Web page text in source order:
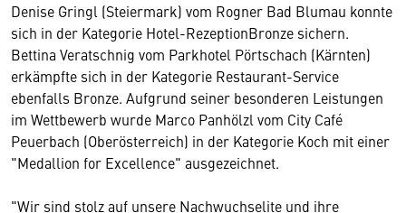
Denise Gringl (Steiermark) vom Rogner Bad Blumau konnte
sich in der Kategorie Hotel-RezeptionBronze sichern.
Bettina Veratschnig vom Parkhotel Pörtschach (Kärnten)
erkämpfte sich in der Kategorie Restaurant-Service
ebenfalls Bronze. Aufgrund seiner besonderen Leistungen
im Wettbewerb wurde Marco Panhölzl vom City Café
Peuerbach (Oberösterreich) in der Kategorie Koch mit einer
"Medallion for Excellence" ausgezeichnet.
"Wir sind stolz auf unsere Nachwuchselite und ihre